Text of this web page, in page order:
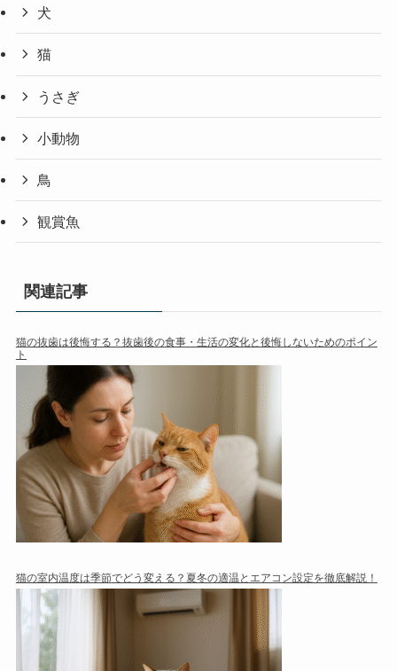
犬
猫
うさぎ
小動物
鳥
観賞魚
関連記事
猫の抜歯は後悔する？抜歯後の食事・生活の変化と後悔しないためのポイン
ト
猫の室内温度は季節でどう変える？夏冬の適温とエアコン設定を徹底解説！